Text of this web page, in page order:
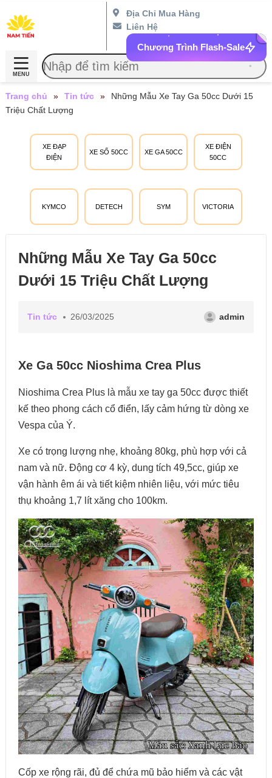
Địa Chỉ Mua Hàng
Liên Hệ
Chương Trình Flash-Sale
MENU
XE ĐẠP
ĐIỆN
XE SỐ 50CC XE GA 50CC
XE ĐIỆN
50CC
KYMCO DETECH SYM VICTORIA
Trang chủ » Tin tức »
Những Mẫu Xe Tay Ga 50cc Dưới 15
Triệu Chất Lượng
Những Mẫu Xe Tay Ga 50cc
Dưới 15 Triệu Chất Lượng
Tin tức 26/03/2025 admin
Xe Ga 50cc Nioshima Crea Plus
Nioshima Crea Plus là mẫu xe tay ga 50cc được thiết
kế theo phong cách cổ điển, lấy cảm hứng từ dòng xe
Vespa của Ý.
Xe có trọng lượng nhẹ, khoảng 80kg, phù hợp với cả
nam và nữ. Động cơ 4 kỳ, dung tích 49,5cc, giúp xe
vận hành êm ái và tiết kiệm nhiên liệu, với mức tiêu
thụ khoảng 1,7 lít xăng cho 100km.
Cốp xe rộng rãi, đủ để chứa mũ bảo hiểm và các vật